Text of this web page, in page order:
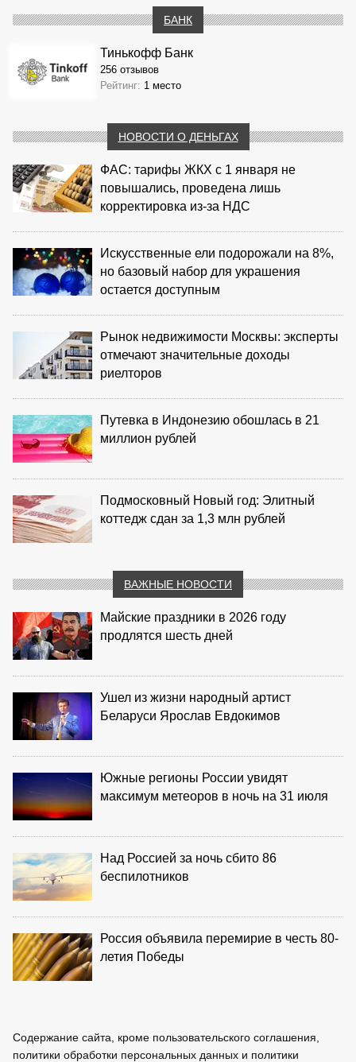
БАНК
Тинькофф Банк
256 отзывов
Рейтинг: 1 место
НОВОСТИ О ДЕНЬГАХ
ФАС: тарифы ЖКХ с 1 января не
повышались, проведена лишь
корректировка из‑за НДС
Искусственные ели подорожали на 8%,
но базовый набор для украшения
остается доступным
Рынок недвижимости Москвы: эксперты
отмечают значительные доходы
риелторов
Путевка в Индонезию обошлась в 21
миллион рублей
Подмосковный Новый год: Элитный
коттедж сдан за 1,3 млн рублей
ВАЖНЫЕ НОВОСТИ
Майские праздники в 2026 году
продлятся шесть дней
Ушел из жизни народный артист
Беларуси Ярослав Евдокимов
Южные регионы России увидят
максимум метеоров в ночь на 31 июля
Над Россией за ночь сбито 86
беспилотников
Россия объявила перемирие в честь 80-
летия Победы
Содержание сайта, кроме пользовательского соглашения,
политики обработки персональных данных и политики